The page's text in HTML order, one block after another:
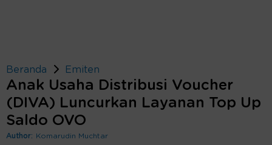
Beranda Emiten
Anak Usaha Distribusi Voucher
(DIVA) Luncurkan Layanan Top Up
Saldo OVO
Author: Komarudin Muchtar